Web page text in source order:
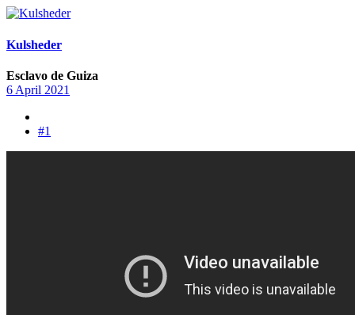
Kulsheder
Esclavo de Guiza
6 April 2021
#1